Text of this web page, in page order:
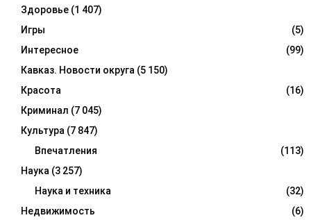
Здоровье (1 407)
Игры
(5)
Интересное
(99)
Кавказ. Новости округа (5 150)
Красота
(16)
Криминал (7 045)
Культура (7 847)
Впечатления
(113)
Наука (3 257)
Наука и техника
(32)
Недвижимость
(6)